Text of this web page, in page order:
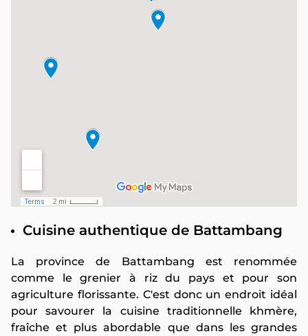
Cuisine authentique de Battambang
La province de Battambang est renommée
comme le grenier à riz du pays et pour son
agriculture florissante. C'est donc un endroit idéal
pour savourer la cuisine traditionnelle khmère,
fraîche et plus abordable que dans les grandes